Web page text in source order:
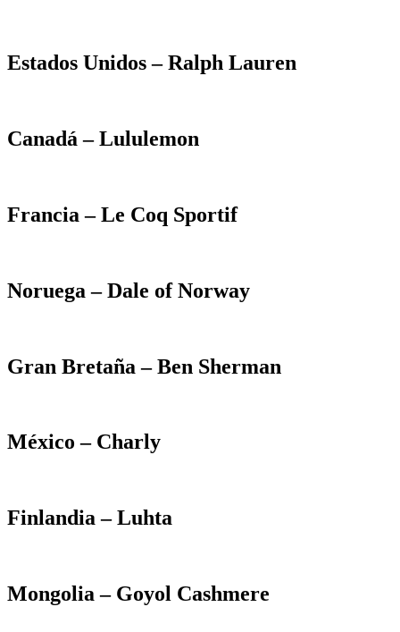
Estados Unidos – Ralph Lauren
Canadá – Lululemon
Francia – Le Coq Sportif
Noruega – Dale of Norway
Gran Bretaña – Ben Sherman
México – Charly
Finlandia – Luhta
Mongolia – Goyol Cashmere